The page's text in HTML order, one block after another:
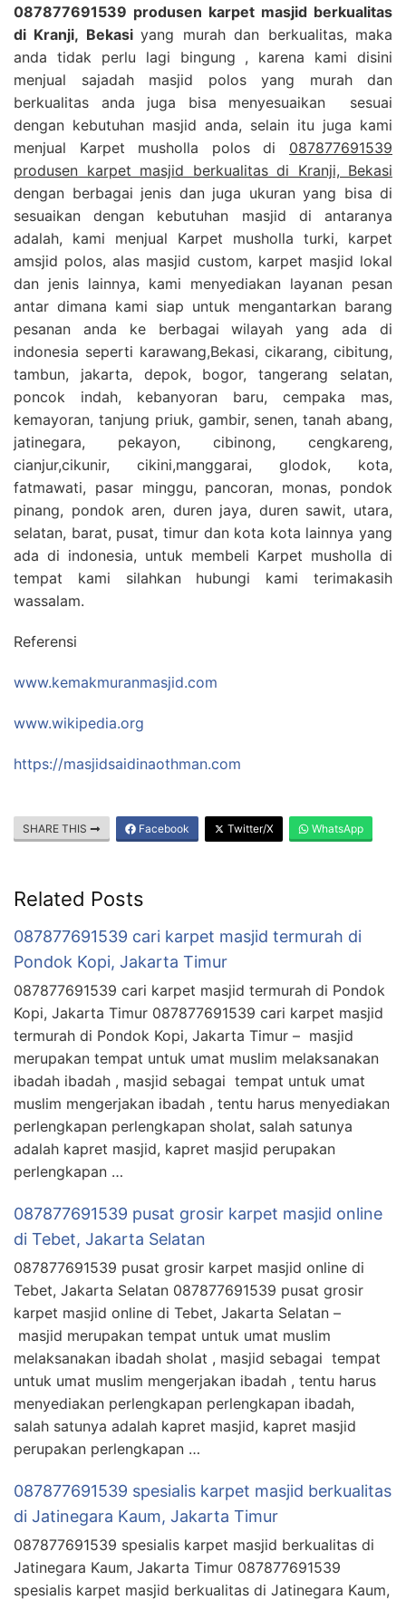
087877691539 produsen karpet masjid berkualitas
di Kranji, Bekasiyang murah dan berkualitas, maka
anda tidak perlu lagi bingung , karena kami disini
menjual sajadah masjid polos yang murah dan
berkualitas anda juga bisa menyesuaikan sesuai
dengan kebutuhan masjid anda, selain itu juga kami
menjual Karpet musholla polos di 087877691539
produsen karpet masjid berkualitas di Kranji, Bekasi
dengan berbagai jenis dan juga ukuran yang bisa di
sesuaikan dengan kebutuhan masjid di antaranya
adalah, kami menjual Karpet musholla turki, karpet
amsjid polos, alas masjid custom, karpet masjid lokal
dan jenis lainnya, kami menyediakan layanan pesan
antar dimana kami siap untuk mengantarkan barang
pesanan anda ke berbagai wilayah yang ada di
indonesia seperti karawang,Bekasi, cikarang, cibitung,
tambun, jakarta, depok, bogor, tangerang selatan,
poncok indah, kebanyoran baru, cempaka mas,
kemayoran, tanjung priuk, gambir, senen, tanah abang,
jatinegara, pekayon, cibinong, cengkareng,
cianjur,cikunir, cikini,manggarai, glodok, kota,
fatmawati, pasar minggu, pancoran, monas, pondok
pinang, pondok aren, duren jaya, duren sawit, utara,
selatan, barat, pusat, timur dan kota kota lainnya yang
ada di indonesia, untuk membeli Karpet musholla di
tempat kami silahkan hubungi kami terimakasih
wassalam.
Referensi
www.kemakmuranmasjid.com
www.wikipedia.org
https://masjidsaidinaothman.com
SHARE THIS Facebook Twitter/X WhatsApp
Related Posts
087877691539 cari karpet masjid termurah di
Pondok Kopi, Jakarta Timur
087877691539 cari karpet masjid termurah di Pondok
Kopi, Jakarta Timur 087877691539 cari karpet masjid
termurah di Pondok Kopi, Jakarta Timur – masjid
merupakan tempat untuk umat muslim melaksanakan
ibadah ibadah , masjid sebagai tempat untuk umat
muslim mengerjakan ibadah , tentu harus menyediakan
perlengkapan perlengkapan sholat, salah satunya
adalah kapret masjid, kapret masjid perupakan
perlengkapan …
087877691539 pusat grosir karpet masjid online
di Tebet, Jakarta Selatan
087877691539 pusat grosir karpet masjid online di
Tebet, Jakarta Selatan 087877691539 pusat grosir
karpet masjid online di Tebet, Jakarta Selatan –
masjid merupakan tempat untuk umat muslim
melaksanakan ibadah sholat , masjid sebagai tempat
untuk umat muslim mengerjakan ibadah , tentu harus
menyediakan perlengkapan perlengkapan ibadah,
salah satunya adalah kapret masjid, kapret masjid
perupakan perlengkapan …
087877691539 spesialis karpet masjid berkualitas
di Jatinegara Kaum, Jakarta Timur
087877691539 spesialis karpet masjid berkualitas di
Jatinegara Kaum, Jakarta Timur 087877691539
spesialis karpet masjid berkualitas di Jatinegara Kaum,